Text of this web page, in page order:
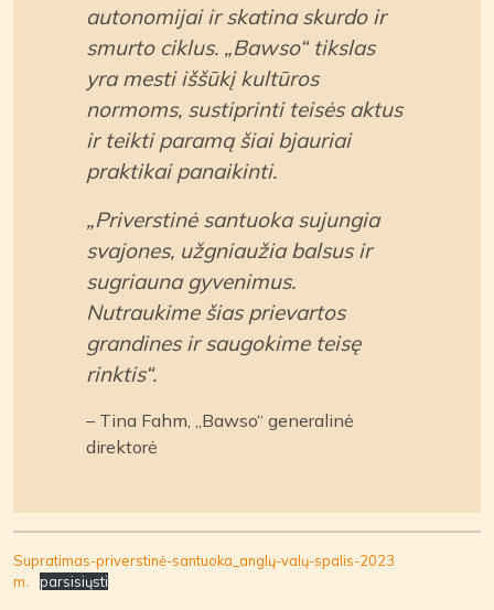
autonomijai ir skatina skurdo ir
smurto ciklus. „Bawso“ tikslas
yra mesti iššūkį kultūros
normoms, sustiprinti teisės aktus
ir teikti paramą šiai bjauriai
praktikai panaikinti.
„Priverstinė santuoka sujungia
svajones, užgniaužia balsus ir
sugriauna gyvenimus.
Nutraukime šias prievartos
grandines ir saugokime teisę
rinktis“.
– Tina Fahm, „Bawso“ generalinė
direktorė
Supratimas-priverstinė-santuoka_anglų-valų-spalis-2023
m.
parsisiųsti